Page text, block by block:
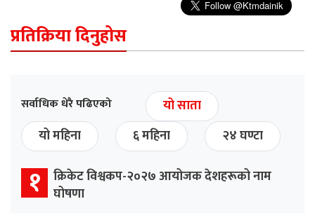
प्रतिक्रिया दिनुहोस
सर्वाधिक धेरै पढिएको
यो साता
यो महिना
६ महिना २४ घण्टा
१ क्रिकेट विश्वकप-२०२७ आयोजक देशहरूको नाम
घोषणा